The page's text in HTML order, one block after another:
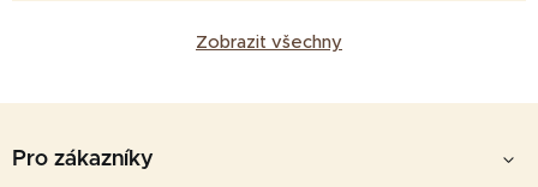
Zobrazit všechny
Pro zákazníky